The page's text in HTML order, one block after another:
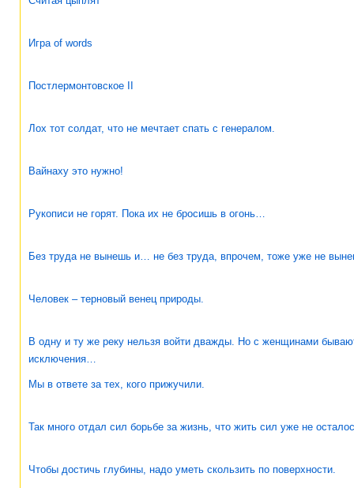
Игра of words
Постлермонтовское II
Лох тот солдат, что не мечтает спать с генералом.
Вайнаху это нужно!
Рукописи не горят. Пока их не бросишь в огонь…
Без труда не вынешь и… не без труда, впрочем, тоже уже не
Человек – терновый венец природы.
В одну и ту же реку нельзя войти дважды. Но с женщинами
исключения…
Мы в ответе за тех, кого прижучили.
Так много отдал сил борьбе за жизнь, что жить сил уже не
Чтобы достичь глубины, надо уметь скользить по поверхности.